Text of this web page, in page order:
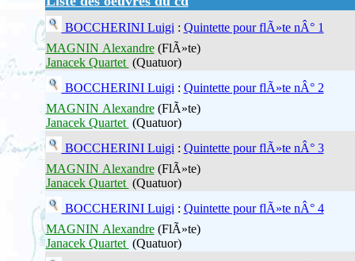
BOCCHERINI Luigi: Quintette pour flÃ»te nÂ° 1
MAGNIN Alexandre(FlÃ»te)
Janacek Quartet (Quatuor)
BOCCHERINI Luigi: Quintette pour flÃ»te nÂ° 2
MAGNIN Alexandre(FlÃ»te)
Janacek Quartet (Quatuor)
BOCCHERINI Luigi: Quintette pour flÃ»te nÂ° 3
MAGNIN Alexandre(FlÃ»te)
Janacek Quartet (Quatuor)
BOCCHERINI Luigi: Quintette pour flÃ»te nÂ° 4
MAGNIN Alexandre(FlÃ»te)
Janacek Quartet (Quatuor)